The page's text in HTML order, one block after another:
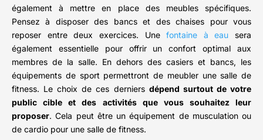
également à mettre en place des meubles spécifiques.
Pensez à disposer des bancs et des chaises pour vous
reposer entre deux exercices. Unefontaine à eau sera
également essentielle pour offrir un confort optimal aux
membres de la salle. En dehors des casiers et bancs, les
équipements de sport permettront de meubler une salle de
fitness. Le choix de ces derniers dépend surtout de votre
public cible et des activités que vous souhaitez leur
proposer. Cela peut être un équipement de musculation ou
de cardio pour une salle de fitness.